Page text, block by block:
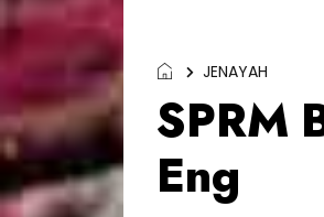
JENAYAH
SPRM
Eng